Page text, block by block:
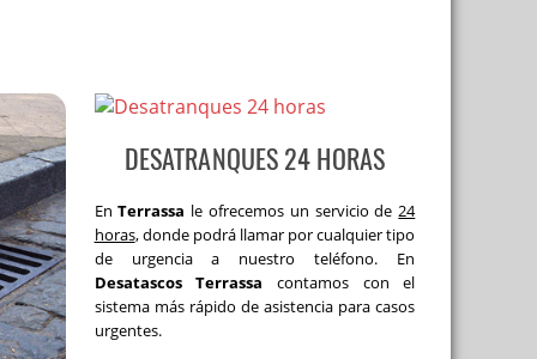
comunidades
en Terrassa
DESATRANQUES 24 HORAS
EnTerrassa le ofrecemos un servicio de24
horas, donde podrá llamar por cualquier tipo
de urgencia a nuestro teléfono. En
Desatascos Terrassa contamos con el
sistema más rápido de asistencia para casos
urgentes.